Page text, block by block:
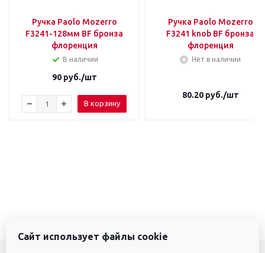
Ручка Paolo Mozerro
F3241-128мм BF бронза
флоренция
В наличии
90руб./шт
В корзину
Ручка Paolo Mozerro
F3241 knob BF бронза
флоренция
Нет в наличии
80.20руб./шт
Сайт использует файлы cookie